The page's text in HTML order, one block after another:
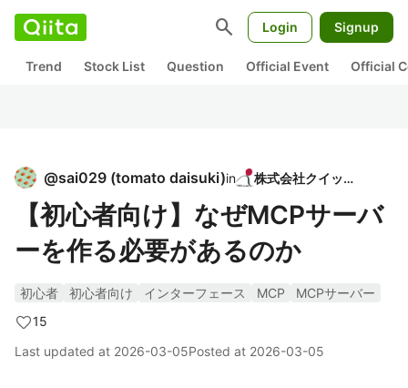
search Login Signup
Trend Stock List Question Official Event Official
@sai029 (tomato daisuki)in 株式会社クイック
【初心者向け】なぜMCPサーバ
ーを作る必要があるのか
初心者 初心者向け インターフェース MCP
MCPサーバー
15
Last updated at 2026-03-05Posted at 2026-03-05